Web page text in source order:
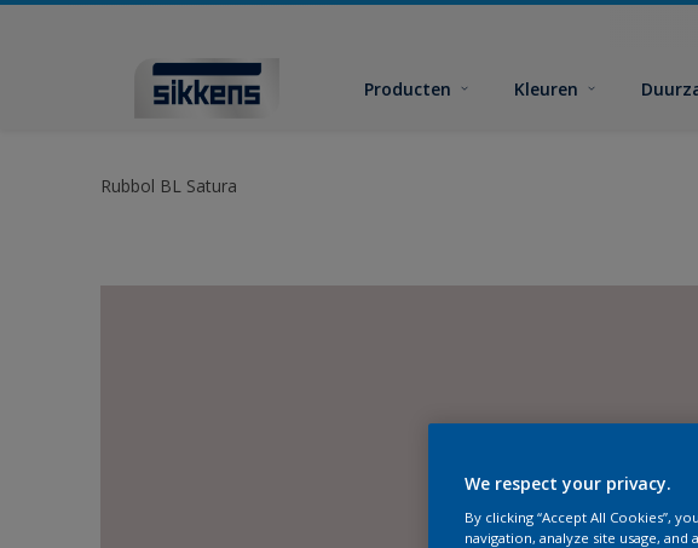
Producten Kleuren
Rubbol BL Satura
We respect your privacy.
By clicking “Accept All Cookies”,
navigation, analyze site usage,